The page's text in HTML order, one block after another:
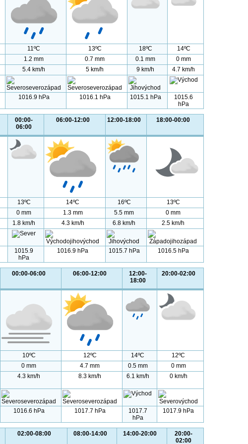
11ºC 13ºC 18ºC
14ºC
1.2 mm
0.7 mm 0.1 mm
0 mm
5.4 km/h
5 km/h 9 km/h 4.7 km/h
1016.9 hPa 1016.1 hPa 1015.1 hPa
1015.6
hPa
00:00-
06:00
06:00-12:00 12:00-18:00 18:00-00:00
13ºC 14ºC 16ºC
13ºC
0 mm
1.3 mm 5.5 mm
0 mm
1.8 km/h
4.3 km/h 6.8 km/h 2.5 km/h
1015.9
hPa
1016.9 hPa 1015.7 hPa 1016.5 hPa
00:00-06:00 06:00-12:00
12:00-
18:00
20:00-02:00
10ºC 12ºC 14ºC
12ºC
0 mm
4.7 mm 0.5 mm
0 mm
4.3 km/h
8.3 km/h 6.1 km/h 0 km/h
1016.6 hPa 1017.7 hPa
1017.7
hPa
1017.9 hPa
02:00-08:00 08:00-14:00 14:00-20:00
20:00-
02:00